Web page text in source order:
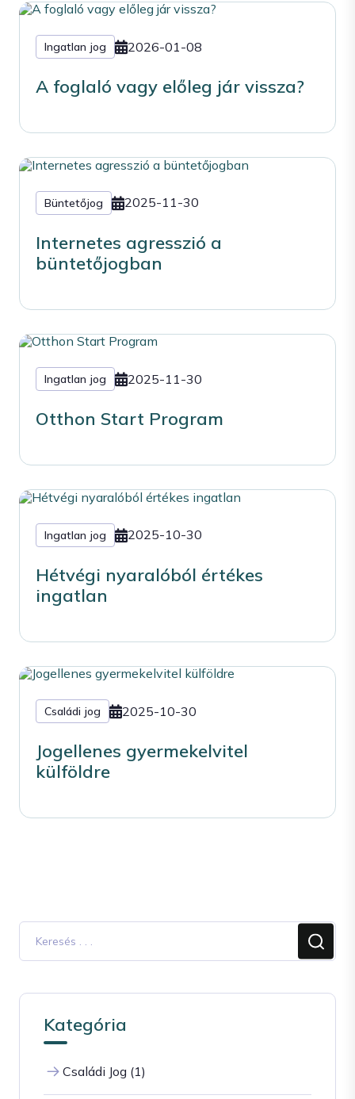
Ingatlan jog 2026-01-08
A foglaló vagy előleg jár vissza?
Büntetőjog 2025-11-30
Internetes agresszió a
büntetőjogban
Ingatlan jog 2025-11-30
Otthon Start Program
Ingatlan jog 2025-10-30
Hétvégi nyaralóból értékes
ingatlan
Családi jog 2025-10-30
Jogellenes gyermekelvitel
külföldre
Kategória
Családi Jog (1)